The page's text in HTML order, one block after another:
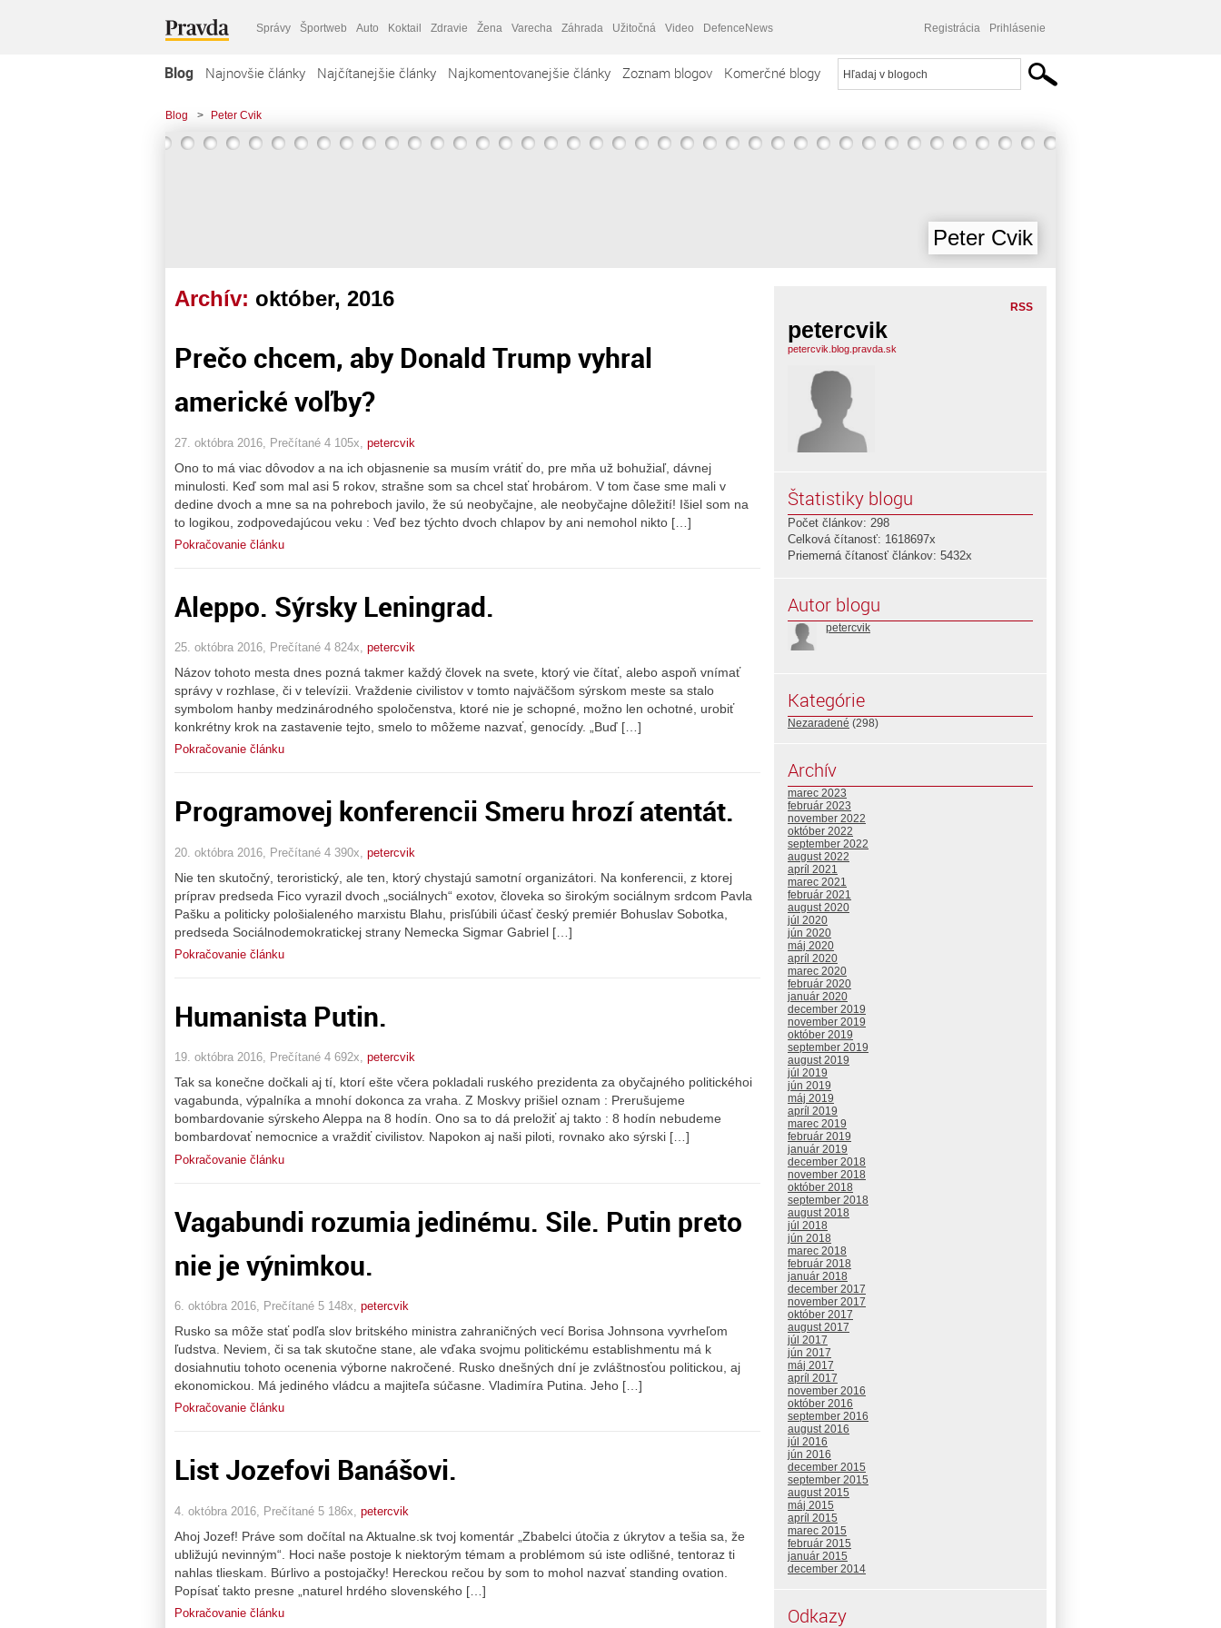
Správy Športweb Auto Koktail Zdravie Žena Varecha Záhrada Užitočná Video DefenceNews Registrácia Prihlásenie
Blog Najnovšie články Najčítanejšie články Najkomentovanejšie články Zoznam blogov Komerčné blogy
Blog > Peter Cvik
Peter Cvik
Archív: október, 2016
Prečo chcem, aby Donald Trump vyhral
americké voľby?
27. októbra 2016, Prečítané 4 105x, petercvik
Ono to má viac dôvodov a na ich objasnenie sa musím vrátiť do, pre mňa už bohužiaľ, dávnej
minulosti. Keď som mal asi 5 rokov, strašne som sa chcel stať hrobárom. V tom čase sme mali v
dedine dvoch a mne sa na pohreboch javilo, že sú neobyčajne, ale neobyčajne dôležití! Išiel som na
to logikou, zodpovedajúcou veku : Veď bez týchto dvoch chlapov by ani nemohol nikto […]
Pokračovanie článku
Aleppo. Sýrsky Leningrad.
25. októbra 2016, Prečítané 4 824x, petercvik
Názov tohoto mesta dnes pozná takmer každý človek na svete, ktorý vie čítať, alebo aspoň vnímať
správy v rozhlase, či v televízii. Vraždenie civilistov v tomto najväčšom sýrskom meste sa stalo
symbolom hanby medzinárodného spoločenstva, ktoré nie je schopné, možno len ochotné, urobiť
konkrétny krok na zastavenie tejto, smelo to môžeme nazvať, genocídy. „Buď […]
Pokračovanie článku
Programovej konferencii Smeru hrozí atentát.
20. októbra 2016, Prečítané 4 390x, petercvik
Nie ten skutočný, teroristický, ale ten, ktorý chystajú samotní organizátori. Na konferencii, z ktorej
príprav predseda Fico vyrazil dvoch „sociálnych“ exotov, človeka so širokým sociálnym srdcom Pavla
Pašku a politicky pološialeného marxistu Blahu, prisľúbili účasť český premiér Bohuslav Sobotka,
predseda Sociálnodemokratickej strany Nemecka Sigmar Gabriel […]
Pokračovanie článku
Humanista Putin.
19. októbra 2016, Prečítané 4 692x, petercvik
Tak sa konečne dočkali aj tí, ktorí ešte včera pokladali ruského prezidenta za obyčajného politickéhoi
vagabunda, výpalníka a mnohí dokonca za vraha. Z Moskvy prišiel oznam : Prerušujeme
bombardovanie sýrskeho Aleppa na 8 hodín. Ono sa to dá preložiť aj takto : 8 hodín nebudeme
bombardovať nemocnice a vraždiť civilistov. Napokon aj naši piloti, rovnako ako sýrski […]
Pokračovanie článku
Vagabundi rozumia jedinému. Sile. Putin preto
nie je výnimkou.
6. októbra 2016, Prečítané 5 148x, petercvik
Rusko sa môže stať podľa slov britského ministra zahraničných vecí Borisa Johnsona vyvrheľom
ľudstva. Neviem, či sa tak skutočne stane, ale vďaka svojmu politickému establishmentu má k
dosiahnutiu tohoto ocenenia výborne nakročené. Rusko dnešných dní je zvláštnosťou politickou, aj
ekonomickou. Má jediného vládcu a majiteľa súčasne. Vladimíra Putina. Jeho […]
Pokračovanie článku
List Jozefovi Banášovi.
4. októbra 2016, Prečítané 5 186x, petercvik
Ahoj Jozef! Práve som dočítal na Aktualne.sk tvoj komentár „Zbabelci útočia z úkrytov a tešia sa, že
ubližujú nevinným“. Hoci naše postoje k niektorým témam a problémom sú iste odlišné, tentoraz ti
nahlas tlieskam. Búrlivo a postojačky! Hereckou rečou by som to mohol nazvať standing ovation.
Popísať takto presne „naturel hrdého slovenského […]
Pokračovanie článku
RSS
petercvik
petercvik.blog.pravda.sk
Štatistiky blogu
Počet článkov: 298
Celková čítanosť: 1618697x
Priemerná čítanosť článkov: 5432x
Autor blogu
petercvik
Kategórie
Nezaradené (298)
Archív
marec 2023
február 2023
november 2022
október 2022
september 2022
august 2022
apríl 2021
marec 2021
február 2021
august 2020
júl 2020
jún 2020
máj 2020
apríl 2020
marec 2020
február 2020
január 2020
december 2019
november 2019
október 2019
september 2019
august 2019
júl 2019
jún 2019
máj 2019
apríl 2019
marec 2019
február 2019
január 2019
december 2018
november 2018
október 2018
september 2018
august 2018
júl 2018
jún 2018
marec 2018
február 2018
január 2018
december 2017
november 2017
október 2017
august 2017
júl 2017
jún 2017
máj 2017
apríl 2017
november 2016
október 2016
september 2016
august 2016
júl 2016
jún 2016
december 2015
september 2015
august 2015
máj 2015
apríl 2015
marec 2015
február 2015
január 2015
december 2014
Odkazy